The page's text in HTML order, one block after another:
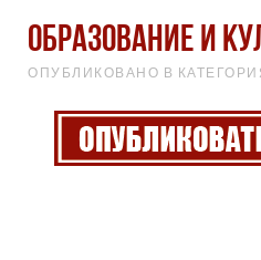
образование и
ОПУБЛИКОВАНО В